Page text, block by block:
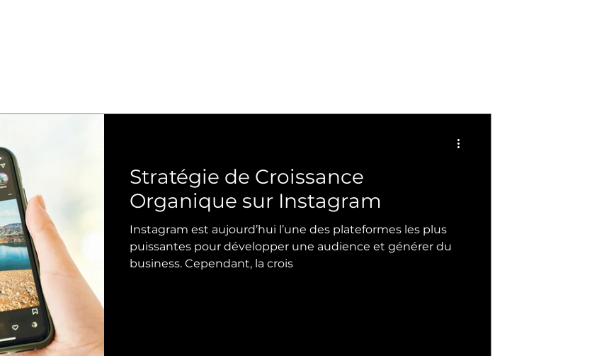
Stratégie de Croissance
Organique sur Instagram
Instagram est aujourd’hui l’une des plateformes les plus
puissantes pour développer une audience et générer du
business. Cependant, la crois